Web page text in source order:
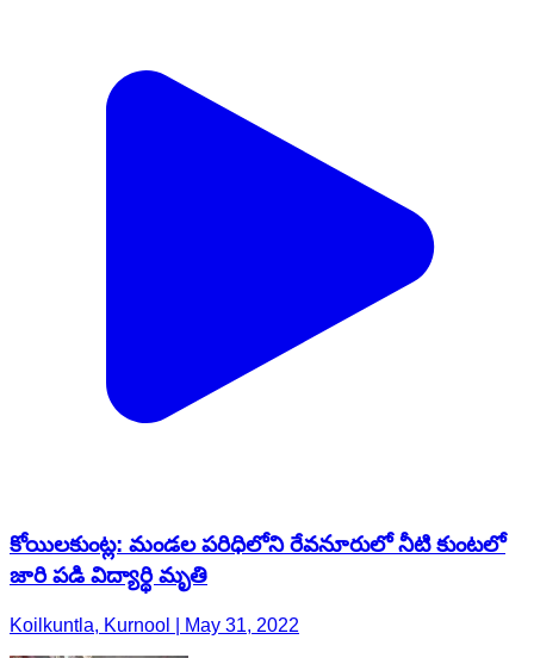
కోయిలకుంట్ల: మండల పరిధిలోని రేవనూరులో నీటి కుంటలో
జారి పడి విద్యార్థి మృతి
Koilkuntla, Kurnool | May 31, 2022